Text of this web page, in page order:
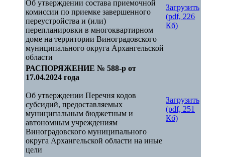
Об утверждении состава приемочной
комиссии по приемке завершенного
переустройства и (или)
перепланировки в многоквартирном
доме на территории Виноградовского
муниципального округа Архангельской
области
Загрузить
(pdf, 226
Кб)
РАСПОРЯЖЕНИЕ № 588-р от
17.04.2024 года
Об утверждении Перечня кодов
субсидий, предоставляемых
муниципальным бюджетным и
автономным учреждениям
Виноградовского муниципального
округа Архангельской области на иные
цели
Загрузить
(pdf, 251
Кб)